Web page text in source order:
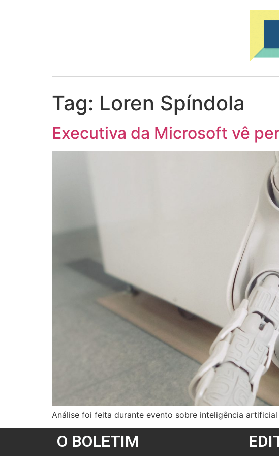
Tag: Loren Spíndola
Executiva da Microsoft vê
Análise foi feita durante evento sobre inteligência
O BOLETIM